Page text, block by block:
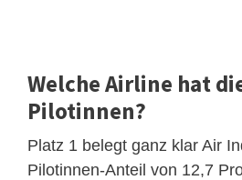
Welche Airline hat
Pilotinnen?
Platz 1 belegt ganz klar Air
Pilotinnen-Anteil von 12,7